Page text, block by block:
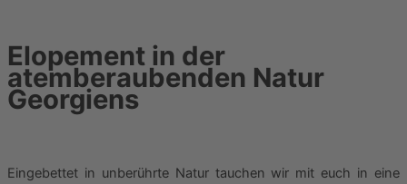
Elopement in der
atemberaubenden Natur
Georgiens
Eingebettet in unberührte Natur tauchen wir mit euch in eine